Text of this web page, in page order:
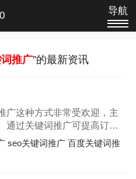
导航
推广”的最新资讯
广这种方式非常受欢迎，主
通过关键词推广可提高订单
提升。为了让关键词推广优
公司提供推广服务。
seo关键词推广 百度关键词推